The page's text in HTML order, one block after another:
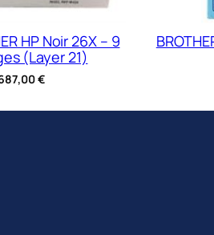
HP Noir 26X – 9
(Layer 21)
€